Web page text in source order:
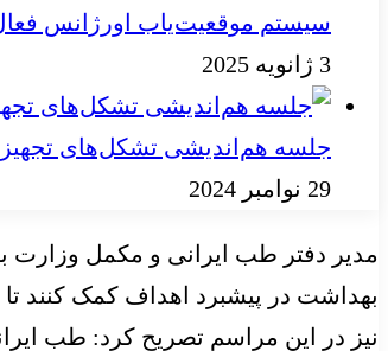
سیستم موقعیت‌یاب اورژانس
3 ژانویه 2025
جلسه هم‌اندیشی تشکل‌های
29 نوامبر 2024
مدیر دفتر طب ایرانی و مکمل وزارت
بهداشت در پیشبرد اهداف کمک کنند
نیز در این مراسم تصریح کرد: طب